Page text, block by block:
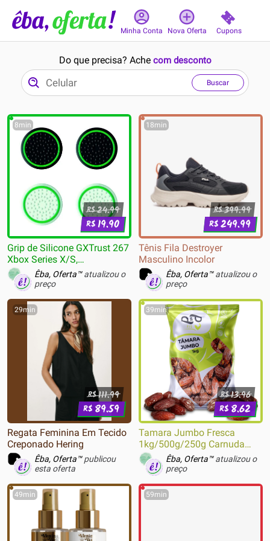
Minha Conta Nova Oferta Cupons
Do que precisa? Ache com desconto
Buscar
8min
R$24.99
R$19.90
Grip de Silicone GXTrust 267
Xbox Series X/S,
Antiderrapante, 4 Peças 2
Cores, Preto/Branco - 24174
Êba, Oferta™atualizou o
preço
18min
R$399.99
R$249.99
Tênis Fila Destroyer
Masculino Incolor
Êba, Oferta™atualizou o
preço
29min
R$111.99
R$ 89.59
Regata Feminina Em Tecido
Creponado Hering
Êba, Oferta™publicou
esta oferta
39min
R$13.96
R$ 8.62
Tamara Jumbo Fresca
1kg/500g/250g Carnuda
Original Medjool
Selecionada
Êba, Oferta™atualizou o
preço
49min 59min